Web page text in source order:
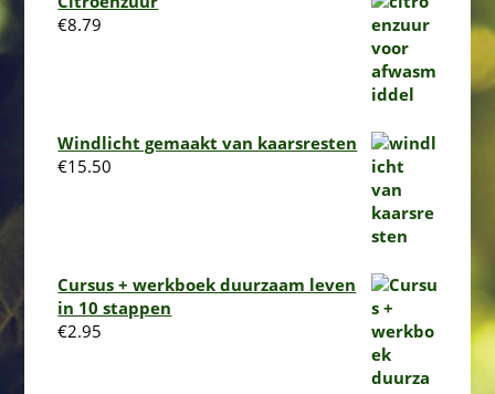
€8.79
Windlicht gemaakt van kaarsresten
€15.50
Cursus + werkboek duurzaam leven
in 10 stappen
€2.95